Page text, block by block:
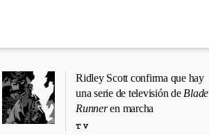
Ridley Scott confirma que hay
una serie de televisión de Blade
Runneren marcha
TV